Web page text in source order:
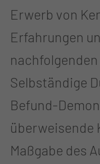
Erwerb von
Erfahrungen
Selbständige
Befund-
überweisende
Maßgabe des